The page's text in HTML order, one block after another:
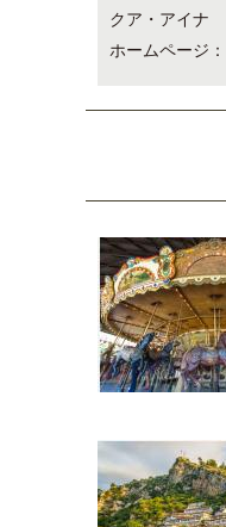
クア・アイナ
ホームページ：